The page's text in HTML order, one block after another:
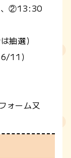
②13:30
抽選）
11）
ォーム又